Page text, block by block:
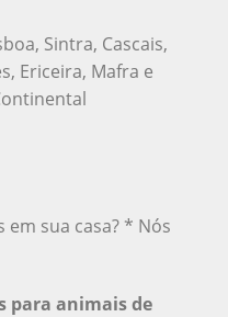
Sintra, Cascais,
Ericeira, Mafra e
sua casa? * Nós
para animais de